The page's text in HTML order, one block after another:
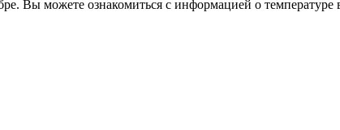
можете ознакомиться с информацией о температуре